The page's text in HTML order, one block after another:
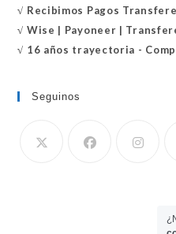
√ Recibimos Pagos
√ Wise | Payoneer |
√ 16 años trayectoria -
Seguinos
en